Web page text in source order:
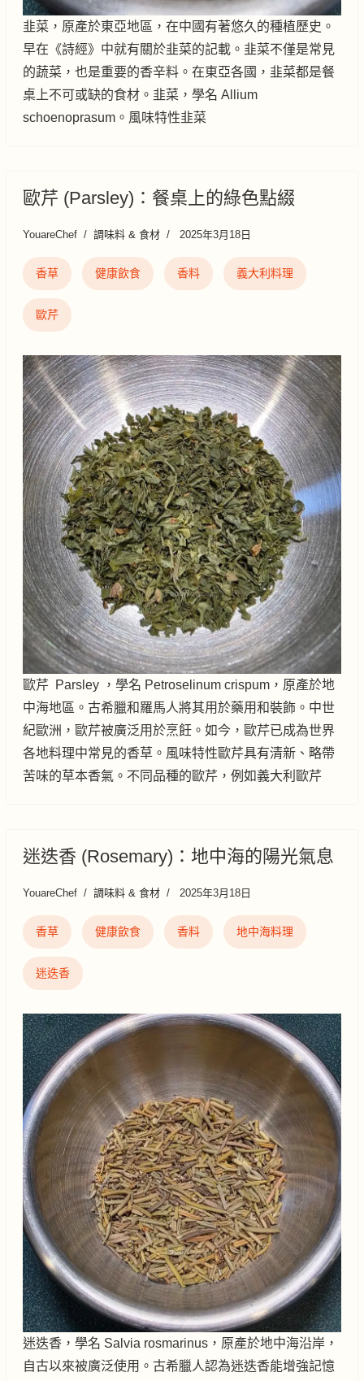
韭菜，原產於東亞地區，在中國有著悠久的種植歷史。
早在《詩經》中就有關於韭菜的記載。韭菜不僅是常見
的蔬菜，也是重要的香辛料。在東亞各國，韭菜都是餐
桌上不可或缺的食材。韭菜，學名 Allium
schoenoprasum。風味特性韭菜
歐芹 (Parsley)：餐桌上的綠色點綴
YouareChef 調味料 & 食材 2025年3月18日
香草 健康飲食 香料 義大利料理
歐芹
歐芹 Parsley ，學名 Petroselinum crispum，原產於地
中海地區。古希臘和羅馬人將其用於藥用和裝飾。中世
紀歐洲，歐芹被廣泛用於烹飪。如今，歐芹已成為世界
各地料理中常見的香草。風味特性歐芹具有清新、略帶
苦味的草本香氣。不同品種的歐芹，例如義大利歐芹
迷迭香 (Rosemary)：地中海的陽光氣息
YouareChef 調味料 & 食材 2025年3月18日
香草 健康飲食 香料 地中海料理
迷迭香
迷迭香，學名 Salvia rosmarinus，原產於地中海沿岸，
自古以來被廣泛使用。古希臘人認為迷迭香能增強記憶